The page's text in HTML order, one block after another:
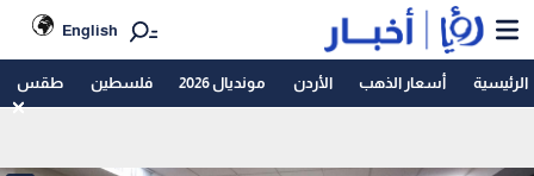
English
الرئيسية أسعار الذهب الأردن مونديال 2026 فلسطين طقس